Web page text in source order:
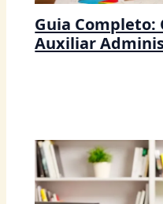
Guia Completo:
Auxiliar